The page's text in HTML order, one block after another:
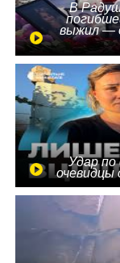
В
выжил —
Удар по
очевидцы